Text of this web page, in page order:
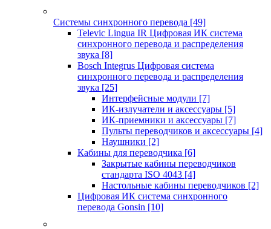
Системы синхронного перевода [49]
Televic Lingua IR Цифровая ИК система
синхронного перевода и распределения
звука [8]
Bosch Integrus Цифровая система
синхронного перевода и распределения
звука [25]
Интерфейсные модули [7]
ИК-излучатели и аксессуары [5]
ИК-приемники и аксессуары [7]
Пульты переводчиков и аксессуары [4]
Наушники [2]
Кабины для переводчика [6]
Закрытые кабины переводчиков
стандарта ISO 4043 [4]
Настольные кабины переводчиков [2]
Цифровая ИК система синхронного
перевода Gonsin [10]